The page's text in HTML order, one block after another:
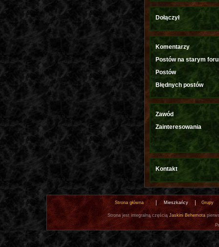
Dołączył
Komentarzy
Postów na starym
Postów
Błędnych postów
Zawód
Zainteresowania
Kontakt
Strona główna Mieszkańcy Grupy
Strona jest integralną częścią Jaskini Behemota